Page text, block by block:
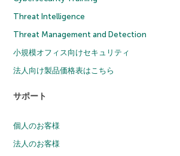
Threat Intelligence
Threat Management and Detection
小規模オフィス向けセキュリティ
法人向け製品価格表はこちら
サポート
個人のお客様
法人のお客様